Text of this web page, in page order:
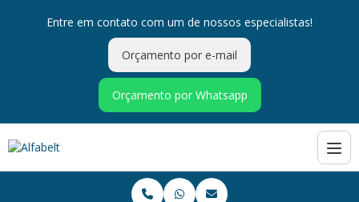
Entre em contato com um de nossos especialistas!
Orçamento por e-mail
Orçamento por Whatsapp